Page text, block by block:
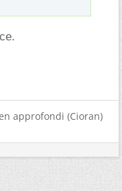
approfondi (Cioran)